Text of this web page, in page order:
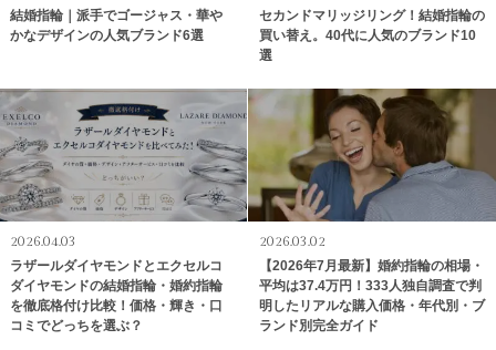
結婚指輪｜派手でゴージャス・華や
かなデザインの人気ブランド6選
セカンドマリッジリング！結婚指輪の
買い替え。40代に人気のブランド10
選
2026.04.03
ラザールダイヤモンドとエクセルコ
ダイヤモンドの結婚指輪・婚約指輪
を徹底格付け比較！価格・輝き・口
コミでどっちを選ぶ？
2026.03.02
【2026年7月最新】婚約指輪の相場・
平均は37.4万円！333人独自調査で判
明したリアルな購入価格・年代別・ブ
ランド別完全ガイド